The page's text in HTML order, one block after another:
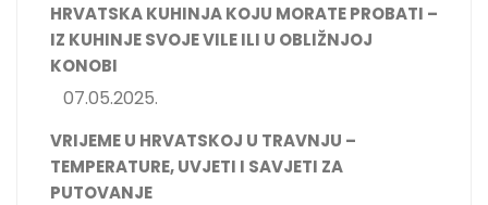
HRVATSKA KUHINJA KOJU MORATE PROBATI –
IZ KUHINJE SVOJE VILE ILI U OBLIŽNJOJ
KONOBI
07.05.2025.
VRIJEME U HRVATSKOJ U TRAVNJU –
TEMPERATURE, UVJETI I SAVJETI ZA
PUTOVANJE